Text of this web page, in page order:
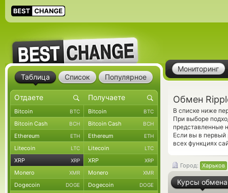
Мониторинг
Обмен
В списке ниже
При выборе
представленные
Если вы в первый
всех функциях
Город: Харьков
Курсы обмена
Таблица Список Популярное
Bitcoin BTC Bitcoin BTC
Bitcoin Cash BCH Bitcoin Cash BCH
Ethereum ETH Ethereum ETH
Litecoin LTC Litecoin LTC
XRP XRP XRP XRP
Monero XMR Monero XMR
Dogecoin DOGE Dogecoin DOGE